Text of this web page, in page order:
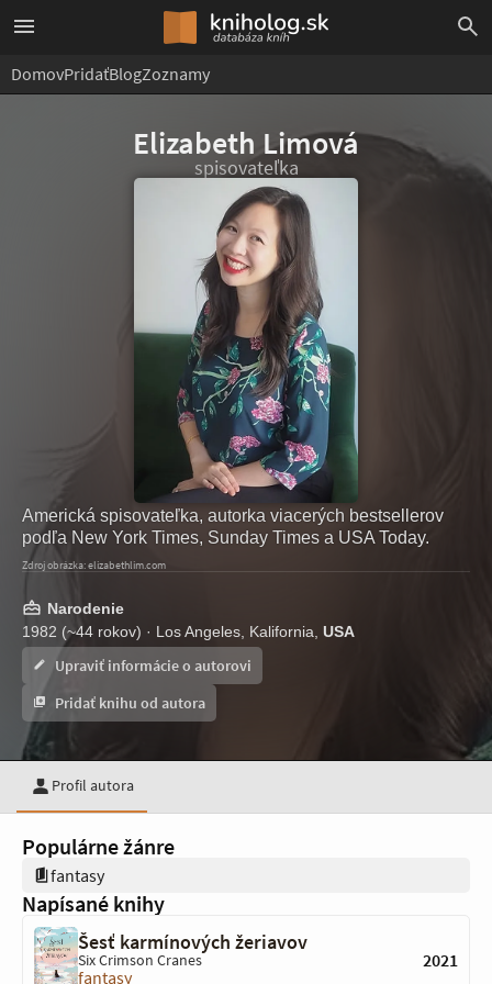
DomovPridaťBlogZoznamy
Elizabeth Limová
spisovateľka
Americká spisovateľka, autorka viacerých bestsellerov
podľa New York Times, Sunday Times a USA Today.
Zdroj obrázka: elizabethlim.com
Narodenie
1982 (~44 rokov) · Los Angeles, Kalifornia, USA
Upraviť informácie o autorovi
Pridať knihu od autora
Profil autora
Populárne žánre
fantasy
Napísané knihy
Šesť karmínových žeriavov
Six Crimson Cranes
fantasy
2021